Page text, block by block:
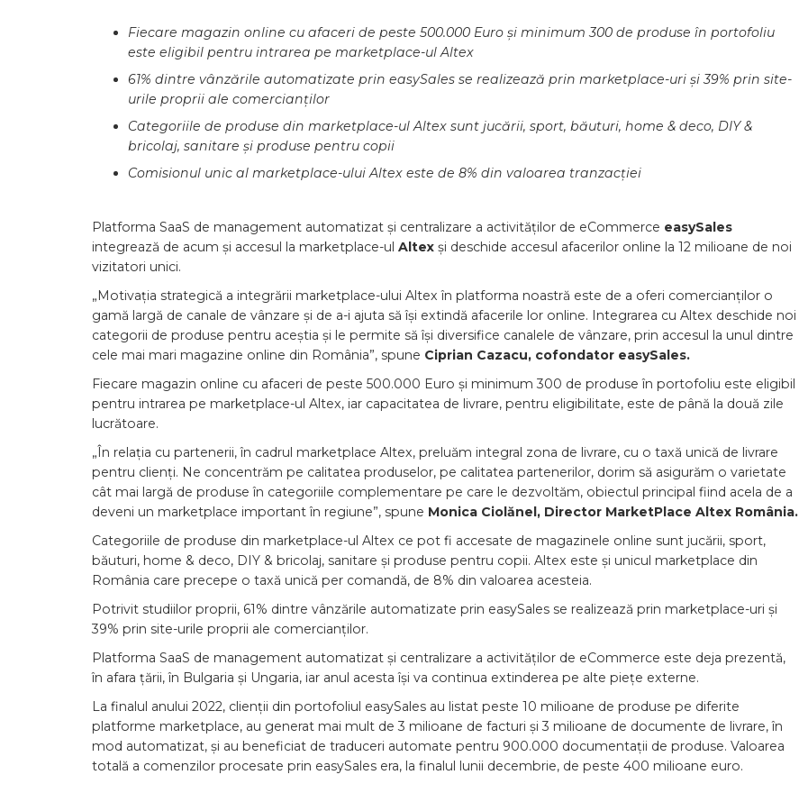
Fiecare magazin online cu afaceri de peste 500.000 Euro și minimum 300 de produse în portofoliu
este eligibil pentru intrarea pe marketplace-ul Altex
61% dintre vânzările automatizate prin easySales se realizează prin marketplace-uri și 39% prin site-
urile proprii ale comercianților
Categoriile de produse din marketplace-ul Altex sunt jucării, sport, băuturi, home & deco, DIY &
bricolaj, sanitare și produse pentru copii
Comisionul unic al marketplace-ului Altex este de 8% din valoarea tranzacției
Platforma SaaS de management automatizat și centralizare a activităților de eCommerce easySales
integrează de acum și accesul la marketplace-ul Altex și deschide accesul afacerilor online la 12 milioane de noi
vizitatori unici.
„Motivația strategică a integrării marketplace-ului Altex în platforma noastră este de a oferi comercianților o
gamă largă de canale de vânzare și de a-i ajuta să își extindă afacerile lor online. Integrarea cu Altex deschide noi
categorii de produse pentru aceștia și le permite să își diversifice canalele de vânzare, prin accesul la unul dintre
cele mai mari magazine online din România”, spune Ciprian Cazacu, cofondator easySales.
Fiecare magazin online cu afaceri de peste 500.000 Euro și minimum 300 de produse în portofoliu este eligibil
pentru intrarea pe marketplace-ul Altex, iar capacitatea de livrare, pentru eligibilitate, este de până la două zile
lucrătoare.
„În relația cu partenerii, în cadrul marketplace Altex, preluăm integral zona de livrare, cu o taxă unică de livrare
pentru clienți. Ne concentrăm pe calitatea produselor, pe calitatea partenerilor, dorim să asigurăm o varietate
cât mai largă de produse în categoriile complementare pe care le dezvoltăm, obiectul principal fiind acela de a
deveni un marketplace important în regiune”, spune Monica Ciolănel, Director MarketPlace Altex România.
Categoriile de produse din marketplace-ul Altex ce pot fi accesate de magazinele online sunt jucării, sport,
băuturi, home & deco, DIY & bricolaj, sanitare și produse pentru copii. Altex este și unicul marketplace din
România care precepe o taxă unică per comandă, de 8% din valoarea acesteia.
Potrivit studiilor proprii, 61% dintre vânzările automatizate prin easySales se realizează prin marketplace-uri și
39% prin site-urile proprii ale comercianților.
Platforma SaaS de management automatizat și centralizare a activităților de eCommerce este deja prezentă,
în afara țării, în Bulgaria și Ungaria, iar anul acesta își va continua extinderea pe alte piețe externe.
La finalul anului 2022, clienții din portofoliul easySales au listat peste 10 milioane de produse pe diferite
platforme marketplace, au generat mai mult de 3 milioane de facturi și 3 milioane de documente de livrare, în
mod automatizat, și au beneficiat de traduceri automate pentru 900.000 documentații de produse. Valoarea
totală a comenzilor procesate prin easySales era, la finalul lunii decembrie, de peste 400 milioane euro.